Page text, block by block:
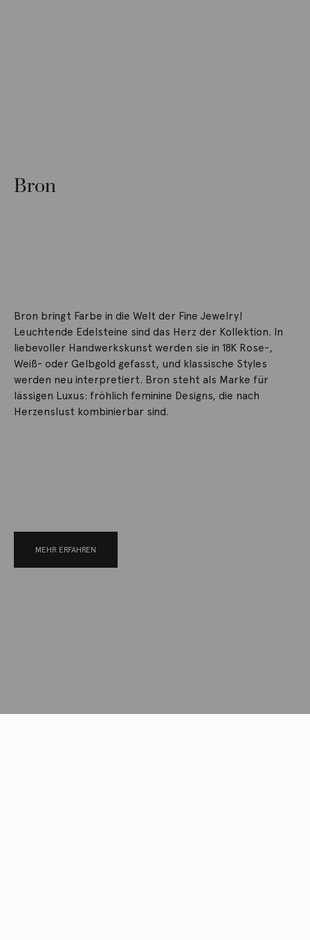
Bron
Bron bringt Farbe in die Welt der Fine Jewelry!
Leuchtende Edelsteine sind das Herz der Kollektion. In
liebevoller Handwerkskunst werden sie in 18K Rose-,
Weiß- oder Gelbgold gefasst, und klassische Styles
werden neu interpretiert. Bron steht als Marke für
lässigen Luxus: fröhlich feminine Designs, die nach
Herzenslust kombinierbar sind.
MEHR ERFAHREN